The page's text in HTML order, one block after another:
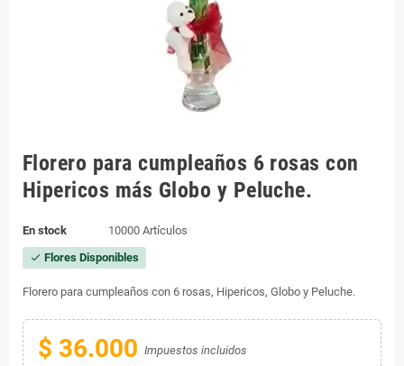
Florero para cumpleaños 6 rosas con
Hipericos más Globo y Peluche.
En stock 10000 Artículos
check Flores Disponibles
Florero para cumpleaños con 6 rosas, Hipericos, Globo y Peluche.
$ 36.000 Impuestos incluidos